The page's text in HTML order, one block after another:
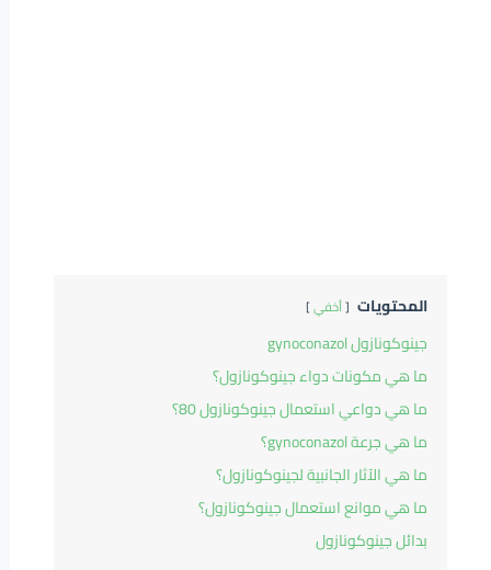
المحتويات أخفي
جينوكونازول gynoconazol
ما هي مكونات دواء جينوكونازول؟
ما هي دواعي استعمال جينوكونازول 80؟
ما هي جرعة gynoconazol؟
ما هي الآثار الجانبية لجينوكونازول؟
ما هي موانع استعمال جينوكونازول؟
بدائل جينوكونازول